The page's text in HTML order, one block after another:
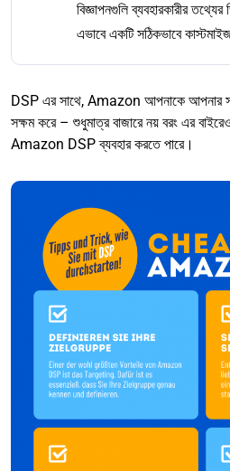
বিজ্ঞাপনগুলি ব্যবহারকারীর
এভাবে একটি সঠিকভাবে
DSP এর সাথে, Amazon আপনাকে আপনার
সক্ষম করে – শুধুমাত্র বাজারে নয় বরং এর
Amazon DSP ব্যবহার করতে পারে।